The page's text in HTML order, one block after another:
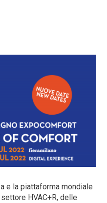
e la piattaforma mondiale
HVAC+R, delle